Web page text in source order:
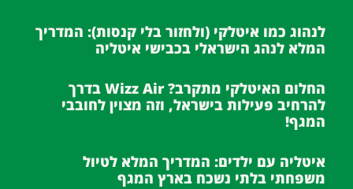
לנהוג כמו איטלקי (ולחזור בלי קנסות): המדריך
המלא לנהג הישראלי בכבישי איטליה
החלום האיטלקי מתקרב? Wizz Air בדרך
להרחיב פעילות בישראל, וזה מצוין לחובבי
המגף!
איטליה עם ילדים: המדריך המלא לטיול
משפחתי בלתי נשכח בארץ המגף